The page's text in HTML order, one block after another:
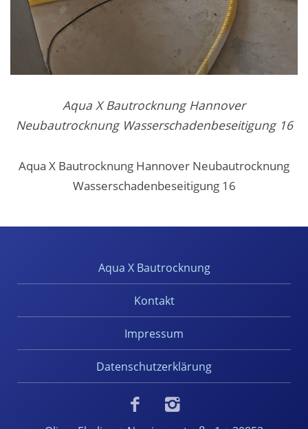
Aqua X Bautrocknung Hannover
Neubautrocknung Wasserschadenbeseitigung 16
Aqua X Bautrocknung Hannover Neubautrocknung
Wasserschadenbeseitigung 16
Aqua X Bautrocknung
Kontakt
Impressum
Datenschutzerklärung